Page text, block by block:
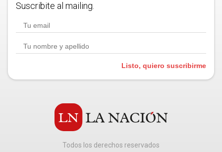
Suscribite al mailing.
Listo, quiero suscribirme
Todos los derechos reservados